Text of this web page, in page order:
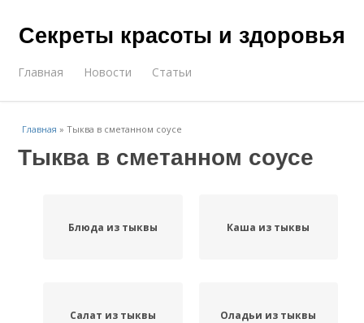
Секреты красоты и здоровья
Главная Новости Статьи
Главная »Тыква в сметанном соусе
Тыква в сметанном соусе
Блюда из тыквы Каша из тыквы
Салат из тыквы Оладьи из тыквы